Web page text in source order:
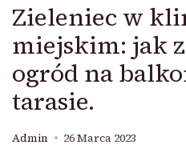
Zieleniec w
miejskim: jak
ogród na
tarasie.
Admin 26 Marca 2023